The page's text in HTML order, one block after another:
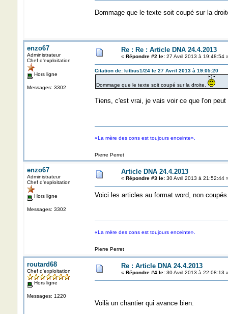
Dommage que le texte soit coupé sur la
enzo67
Administrateur
Chef d'exploitation
Hors ligne
Messages: 3302
Re : Re : Article DNA 24.4.2013
« Répondre #2 le:27 Avril 2013 à 19:48:54
Citation de: kitbus1/24 le 27 Avril 2013 à 19:05:20
Dommage que le texte soit coupé sur la droite.
Tiens, c'est vrai, je vais voir ce que l'on peut
«La mère des cons est toujours enceinte».
Pierre Perret
enzo67
Administrateur
Chef d'exploitation
Hors ligne
Messages: 3302
Article DNA 24.4.2013
« Répondre #3 le:30 Avril 2013 à 21:52:44
Voici les articles au format word, non
«La mère des cons est toujours enceinte».
Pierre Perret
routard68
Chef d'exploitation
Hors ligne
Messages: 1220
Re : Article DNA 24.4.2013
« Répondre #4 le:30 Avril 2013 à 22:08:13
Voilà un chantier qui avance bien.